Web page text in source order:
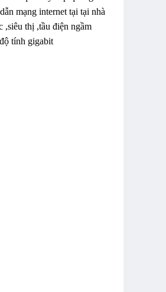
mạng internet tại tại nhà
,siêu thị ,tầu điện ngầm
tính gigabit